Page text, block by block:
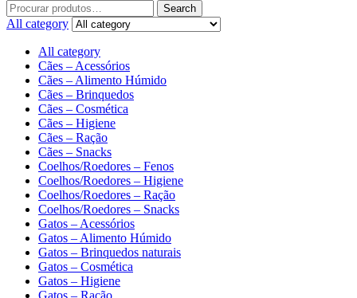
Search
All category
All category
Cães – Acessórios
Cães – Alimento Húmido
Cães – Brinquedos
Cães – Cosmética
Cães – Higiene
Cães – Ração
Cães – Snacks
Coelhos/Roedores – Fenos
Coelhos/Roedores – Higiene
Coelhos/Roedores – Ração
Coelhos/Roedores – Snacks
Gatos – Acessórios
Gatos – Alimento Húmido
Gatos – Brinquedos naturais
Gatos – Cosmética
Gatos – Higiene
Gatos – Ração